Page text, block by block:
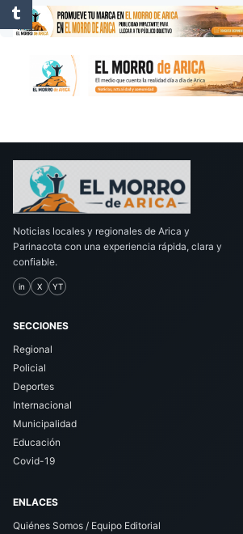
Noticias locales y regionales de Arica y
Parinacota con una experiencia rápida, clara y
confiable.
in X YT
SECCIONES
Regional
Policial
Deportes
Internacional
Municipalidad
Educación
Covid-19
ENLACES
Quiénes Somos / Equipo Editorial